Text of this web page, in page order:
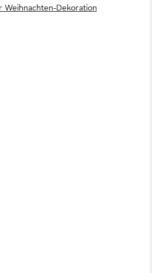
Weihnachten-Dekoration